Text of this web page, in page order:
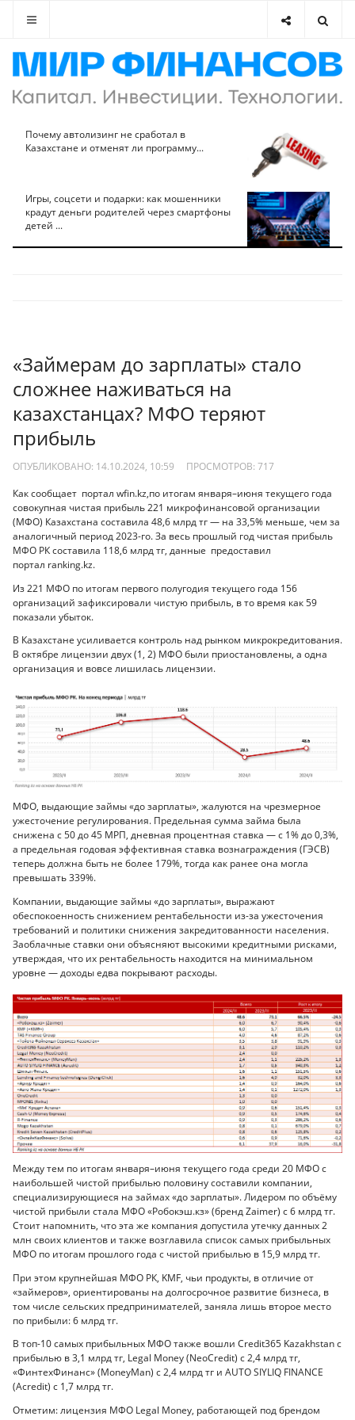
Почему автолизинг не сработал в
Казахстане и отменят ли программу...
Игры, соцсети и подарки: как мошенники
крадут деньги родителей через смартфоны
детей ...
«Займерам до зарплаты» стало
сложнее наживаться на
казахстанцах? МФО теряют
прибыль
ОПУБЛИКОВАНО: 14.10.2024, 10:59 ПРОСМОТРОВ: 717
Как сообщает портал wfin.kz,по итогам января–июня текущего года
совокупная чистая прибыль 221 микрофинансовой организации
(МФО) Казахстана составила 48,6 млрд тг — на 33,5% меньше, чем за
аналогичный период 2023-го. За весь прошлый год чистая прибыль
МФО РК составила 118,6 млрд тг, данные предоставил
портал ranking.kz.
Из 221 МФО по итогам первого полугодия текущего года 156
организаций зафиксировали чистую прибыль, в то время как 59
показали убыток.
В Казахстане усиливается контроль над рынком микрокредитования.
В октябре лицензии двух (1, 2) МФО были приостановлены, а одна
организация и вовсе лишилась лицензии.
МФО, выдающие займы «до зарплаты», жалуются на чрезмерное
ужесточение регулирования. Предельная сумма займа была
снижена с 50 до 45 МРП, дневная процентная ставка — с 1% до 0,3%,
а предельная годовая эффективная ставка вознаграждения (ГЭСВ)
теперь должна быть не более 179%, тогда как ранее она могла
превышать 339%.
Компании, выдающие займы «до зарплаты», выражают
обеспокоенность снижением рентабельности из-за ужесточения
требований и политики снижения закредитованности населения.
Заоблачные ставки они объясняют высокими кредитными рисками,
утверждая, что их рентабельность находится на минимальном
уровне — доходы едва покрывают расходы.
Между тем по итогам января–июня текущего года среди 20 МФО с
наибольшей чистой прибылью половину составили компании,
специализирующиеся на займах «до зарплаты». Лидером по объёму
чистой прибыли стала МФО «Робокэш.кз» (бренд Zaimer) с 6 млрд тг.
Стоит напомнить, что эта же компания допустила утечку данных 2
млн своих клиентов и также возглавила список самых прибыльных
МФО по итогам прошлого года с чистой прибылью в 15,9 млрд тг.
При этом крупнейшая МФО РК, KMF, чьи продукты, в отличие от
«займеров», ориентированы на долгосрочное развитие бизнеса, в
том числе сельских предпринимателей, заняла лишь второе место
по прибыли: 6 млрд тг.
В топ-10 самых прибыльных МФО также вошли Credit365 Kazakhstan с
прибылью в 3,1 млрд тг, Legal Money (NeoCredit) с 2,4 млрд тг,
«ФинтехФинанс» (MoneyMan) с 2,4 млрд тг и AUTO SIYLIQ FINANCE
(Acredit) с 1,7 млрд тг.
Отметим: лицензия МФО Legal Money, работающей под брендом